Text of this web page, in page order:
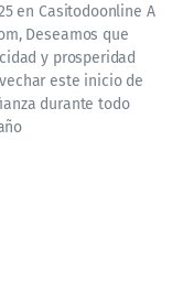
en Casitodoonline A
Deseamos que
y prosperidad
este inicio de
durante todo